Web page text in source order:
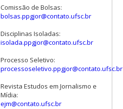
Comissão de Bolsas:
bolsas.ppgjor@contato.ufsc.br
Disciplinas Isoladas:
isolada.ppgjor@contato.ufsc.br
Processo Seletivo:
processoseletivo.ppgjor@contato.ufsc.br
Revista Estudos em Jornalismo e
Mídia:
ejm@contato.ufsc.br